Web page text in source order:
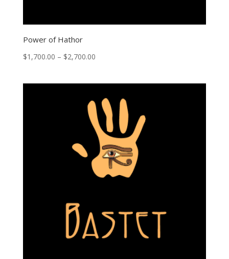
Power of Hathor
$1,700.00 – $2,700.00Price
$2,700.00